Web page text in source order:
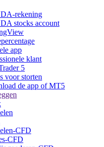
rekening
stocks account
app
klant
5
voor storten
de app of MT5
CFD
CFD